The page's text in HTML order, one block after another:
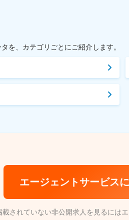
を、カテゴリごとにご紹介します。
エージェントサービス
載されていない非公開求人を見るには